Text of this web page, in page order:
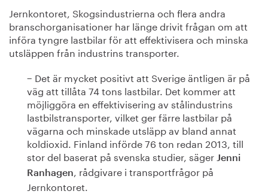
Om oss
Jernkontoret, Skogsindustrierna och flera andra
branschorganisationer har länge drivit frågan om att
införa tyngre lastbilar för att effektivisera och minska
utsläppen från industrins transporter.
− Det är mycket positivt att Sverige äntligen är på
väg att tillåta 74 tons lastbilar. Det kommer att
möjliggöra en effektivisering av stålindustrins
lastbilstransporter, vilket ger färre lastbilar på
vägarna och minskade utsläpp av bland annat
koldioxid. Finland införde 76 ton redan 2013, till
stor del baserat på svenska studier, säger Jenni
Ranhagen, rådgivare i transportfrågor på
Jernkontoret.